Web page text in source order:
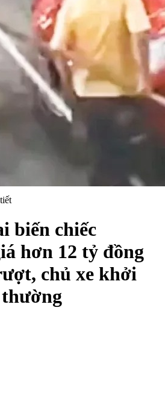
biến chiếc
hơn 12 tỷ đồng
chủ xe khởi